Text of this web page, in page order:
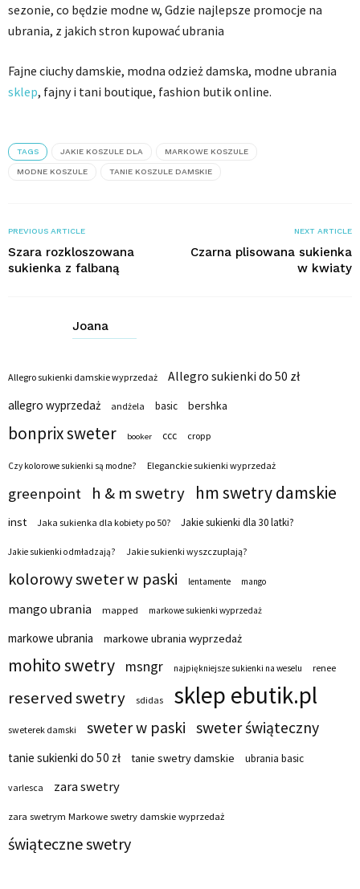
sezonie, co będzie modne w, Gdzie najlepsze promocje na
ubrania, z jakich stron kupować ubrania
Fajne ciuchy damskie, modna odzież damska, modne ubrania
sklep, fajny i tani boutique, fashion butik online.
TAGS JAKIE KOSZULE DLA MARKOWE KOSZULE
MODNE KOSZULE TANIE KOSZULE DAMSKIE
PREVIOUS ARTICLE
Szara rozkloszowana
sukienka z falbaną
NEXT ARTICLE
Czarna plisowana sukienka
w kwiaty
Joana
Allegro sukienki damskie wyprzedaż
Allegro sukienki do 50 zł
allegro wyprzedaż
andżela basic bershka
bonprix sweter booker ccc cropp
Czy kolorowe sukienki są modne? Eleganckie sukienki wyprzedaż
greenpoint h & m swetry hm swetry damskie
inst Jaka sukienka dla kobiety po 50? Jakie sukienki dla 30 latki?
Jakie sukienki odmładzają? Jakie sukienki wyszczuplają?
kolorowy sweter w paski lentamente mango
mango ubrania mapped markowe sukienki wyprzedaż
markowe ubrania markowe ubrania wyprzedaż
mohito swetry msngr najpiękniejsze sukienki na weselu renee
reserved swetry sdidas sklep ebutik.pl
sweterek damski sweter w paski sweter świąteczny
tanie sukienki do 50 zł tanie swetry damskie ubrania basic
varlesca zara swetry
zara swetrym Markowe swetry damskie wyprzedaż
świąteczne swetry